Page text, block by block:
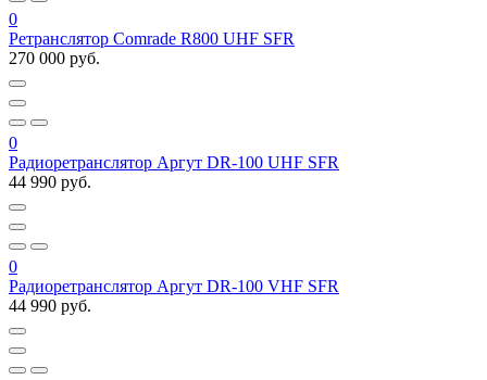
0
Ретранслятор Comrade R800 UHF SFR
270 000 руб.
0
Радиоретранслятор Аргут DR-100 UHF SFR
44 990 руб.
0
Радиоретранслятор Аргут DR-100 VHF SFR
44 990 руб.